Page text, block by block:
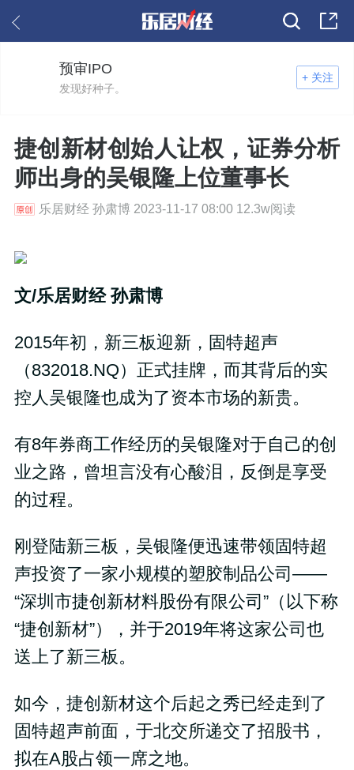
+ 关注
预审IPO
发现好种子。
捷创新材创始人让权，证券分析
师出身的吴银隆上位董事长
乐居财经 孙肃博 2023-11-17 08:00 12.3w阅读
文/乐居财经 孙肃博
2015年初，新三板迎新，固特超声
（832018.NQ）正式挂牌，而其背后的实
控人吴银隆也成为了资本市场的新贵。
有8年券商工作经历的吴银隆对于自己的创
业之路，曾坦言没有心酸泪，反倒是享受
的过程。
刚登陆新三板，吴银隆便迅速带领固特超
声投资了一家小规模的塑胶制品公司——
“深圳市捷创新材料股份有限公司”（以下称
“捷创新材”），并于2019年将这家公司也
送上了新三板。
如今，捷创新材这个后起之秀已经走到了
固特超声前面，于北交所递交了招股书，
拟在A股占领一席之地。